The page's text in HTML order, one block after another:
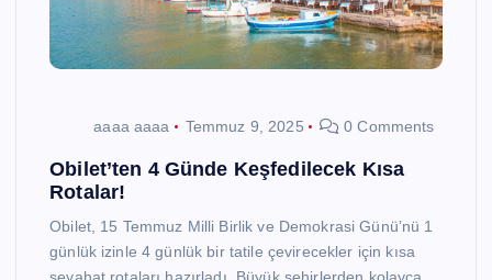
aaaa aaaa Temmuz 9, 2025 0 Comments
Obilet’ten 4 Günde Keşfedilecek Kısa
Rotalar!
Obilet, 15 Temmuz Milli Birlik ve Demokrasi Günü’nü 1
günlük izinle 4 günlük bir tatile çevirecekler için kısa